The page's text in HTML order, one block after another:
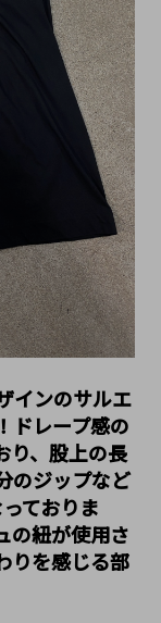
インのサルエ
ドレープ感の
り、股上の長
のジップなど
ておりま
の紐が使用さ
りを感じる部